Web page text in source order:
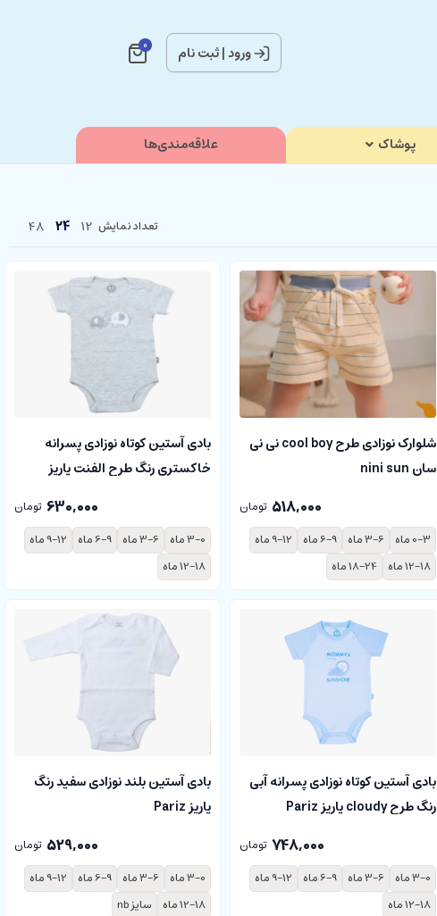
ورود|ثبت نام 0
پوشاک علاقه‌مندی‌ها
تعداد نمایش 12
24
48
شلوارک نوزادی طرح cool boy نی نی
سان nini sun
518,000 تومان
0-3 ماه
3-6 ماه 6-9 ماه
9-12 ماه
12-18 ماه
18-24 ماه
بادی آستین کوتاه نوزادی پسرانه
خاکستری رنگ طرح الفنت پاریز
630,000 تومان
3-0 ماه
3-6 ماه 6-9 ماه
9-12 ماه
12-18 ماه
بادی آستین کوتاه نوزادی پسرانه آبی
رنگ طرح cloudy پاریز Pariz
748,000 تومان
3-0 ماه
3-6 ماه 6-9 ماه
9-12 ماه
12-18 ماه
بادی آستین بلند نوزادی سفید رنگ
پاریز Pariz
529,000 تومان
3-0 ماه
3-6 ماه 6-9 ماه
9-12 ماه
12-18 ماه
سایز nb